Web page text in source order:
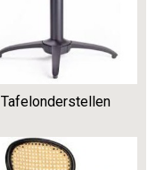
Tafelonderstellen